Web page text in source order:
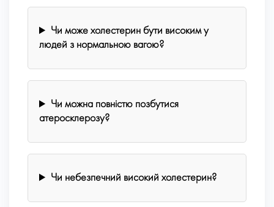
Чи може холестерин бути високим у
людей з нормальною вагою?
Чи можна повністю позбутися
атеросклерозу?
Чи небезпечний високий холестерин?